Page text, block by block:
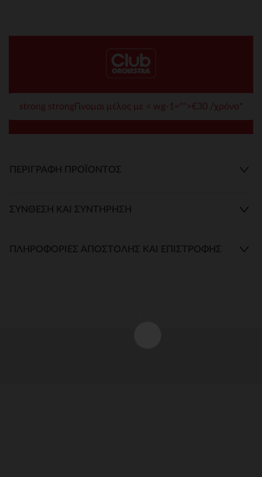
strong strongΓίνομαι μέλος με < wg-1="">€30 /χρόνο*
ΠΕΡΙΓΡΑΦΉ ΠΡΟΪΌΝΤΟΣ
ΣΎΝΘΕΣΗ ΚΑΙ ΣΥΝΤΉΡΗΣΗ
ΠΛΗΡΟΦΟΡΊΕΣ ΑΠΟΣΤΟΛΉΣ ΚΑΙ ΕΠΙΣΤΡΟΦΉΣ